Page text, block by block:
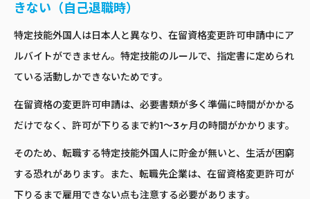
きない（自己退職時）
特定技能外国人は日本人と異なり、在留資格変更許可申請中にア
ルバイトができません。特定技能のルールで、指定書に定められ
ている活動しかできないためです。
在留資格の変更許可申請は、必要書類が多く準備に時間がかかる
だけでなく、許可が下りるまで約1〜3ヶ月の時間がかかります。
そのため、転職する特定技能外国人に貯金が無いと、生活が困窮
する恐れがあります。また、転職先企業は、在留資格変更許可が
下りるまで雇用できない点も注意する必要があります。